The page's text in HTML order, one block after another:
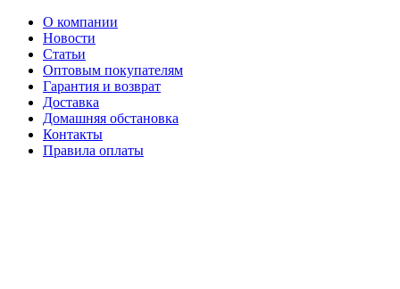
О компании
Новости
Статьи
Оптовым покупателям
Гарантия и возврат
Доставка
Домашняя обстановка
Контакты
Правила оплаты